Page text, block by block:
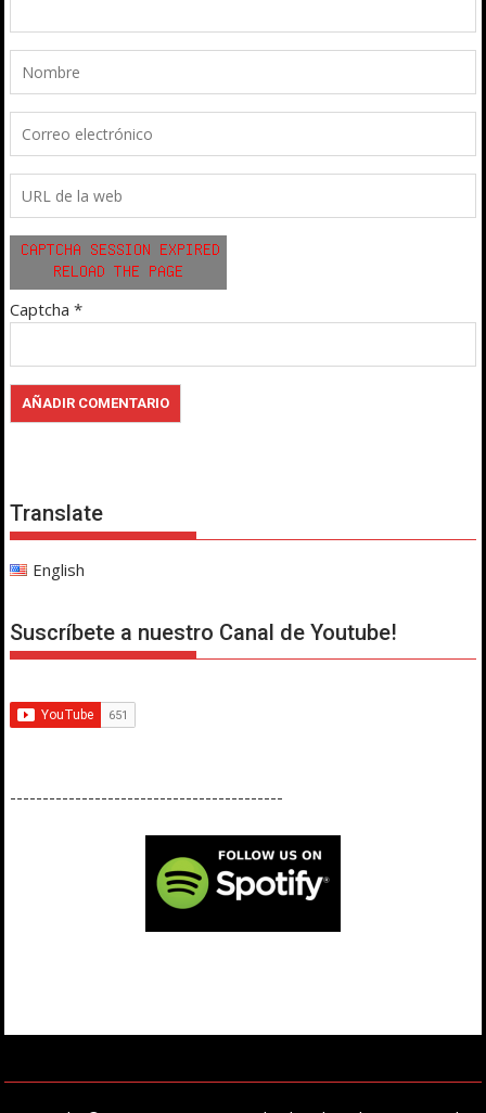
Captcha *
Translate
English
Suscríbete a nuestro Canal de Youtube!
------------------------------------------